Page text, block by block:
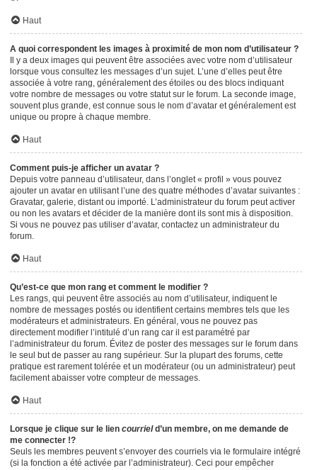
Haut
A quoi correspondent les images à proximité de mon nom d’utilisateur ?
Il y a deux images qui peuvent être associées avec votre nom d’utilisateur
lorsque vous consultez les messages d’un sujet. L’une d’elles peut être
associée à votre rang, généralement des étoiles ou des blocs indiquant
votre nombre de messages ou votre statut sur le forum. La seconde image,
souvent plus grande, est connue sous le nom d’avatar et généralement est
unique ou propre à chaque membre.
Haut
Comment puis-je afficher un avatar ?
Depuis votre panneau d’utilisateur, dans l’onglet « profil » vous pouvez
ajouter un avatar en utilisant l’une des quatre méthodes d’avatar suivantes :
Gravatar, galerie, distant ou importé. L’administrateur du forum peut activer
ou non les avatars et décider de la manière dont ils sont mis à disposition.
Si vous ne pouvez pas utiliser d’avatar, contactez un administrateur du
forum.
Haut
Qu’est-ce que mon rang et comment le modifier ?
Les rangs, qui peuvent être associés au nom d’utilisateur, indiquent le
nombre de messages postés ou identifient certains membres tels que les
modérateurs et administrateurs. En général, vous ne pouvez pas
directement modifier l’intitulé d’un rang car il est paramétré par
l’administrateur du forum. Évitez de poster des messages sur le forum dans
le seul but de passer au rang supérieur. Sur la plupart des forums, cette
pratique est rarement tolérée et un modérateur (ou un administrateur) peut
facilement abaisser votre compteur de messages.
Haut
Lorsque je clique sur le lien courrield’un membre, on me demande de
me connecter !?
Seuls les membres peuvent s’envoyer des courriels via le formulaire intégré
(si la fonction a été activée par l’administrateur). Ceci pour empêcher